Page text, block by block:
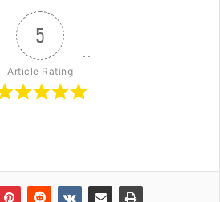
5
Article Rating